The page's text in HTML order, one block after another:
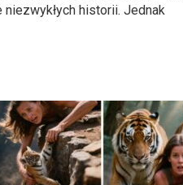
niezwykłych historii. Jednak